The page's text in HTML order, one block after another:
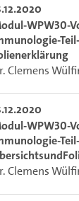
WPW30-
Clemens
WPW30-
Clemens